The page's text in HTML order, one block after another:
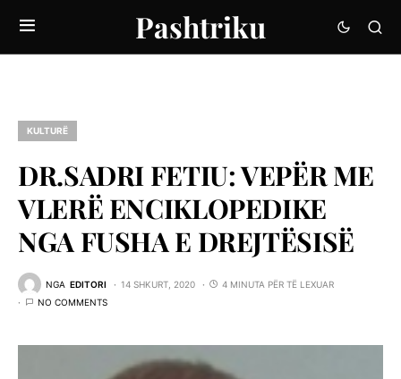
Pashtriku
KULTURË
DR.SADRI FETIU: VEPËR ME
VLERË ENCIKLOPEDIKE
NGA FUSHA E DREJTËSISË
NGA EDITORI 14 SHKURT, 2020
4 MINUTA PËR TË LEXUAR
NO COMMENTS